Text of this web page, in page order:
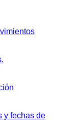
y fechas de